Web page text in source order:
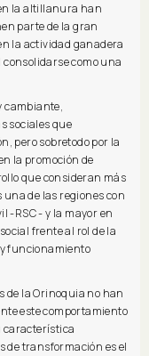
la altillanura han
parte de la gran
la actividad ganadera
consolidarse como una
cambiante,
sociales que
pero sobretodo por la
la promoción de
que consideran más
de las regiones con
-RSC - y la mayor en
frente al rol de la
funcionamiento
de la Orinoquia no han
este comportamiento
característica
de transformación es el